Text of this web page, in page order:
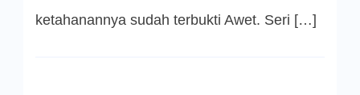
ketahanannya sudah terbukti Awet. Seri […]